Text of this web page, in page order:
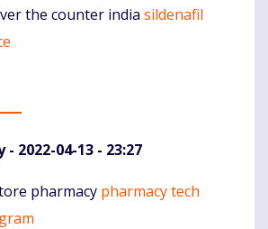
the counter india sildenafil
- 2022-04-13 - 23:27
pharmacy pharmacy tech